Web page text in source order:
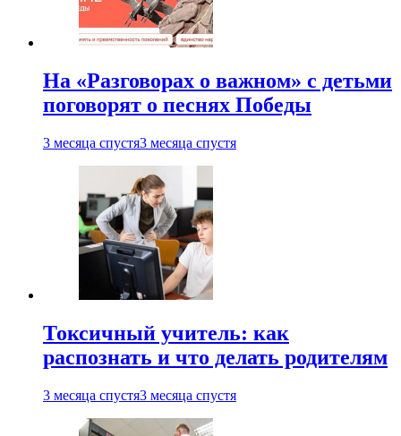
На «Разговорах о важном» с детьми
поговорят о песнях Победы
3 месяца спустя3 месяца спустя
Токсичный учитель: как
распознать и что делать родителям
3 месяца спустя3 месяца спустя